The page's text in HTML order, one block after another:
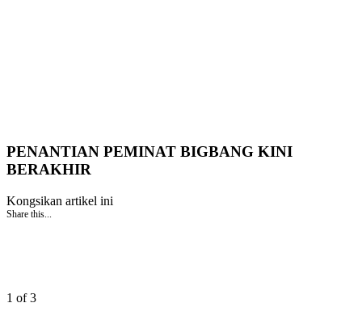
PENANTIAN PEMINAT BIGBANG KINI
BERAKHIR
Kongsikan artikel ini
Share this...
1 of 3